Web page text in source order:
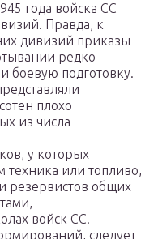
года войска СС
Правда, к
дивизий приказы
редко
боевую подготовку.
плохо
из числа
у которых
техника или топливо,
резервистов общих
войск СС.
следует